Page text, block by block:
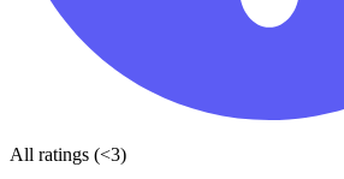
All ratings (<3)